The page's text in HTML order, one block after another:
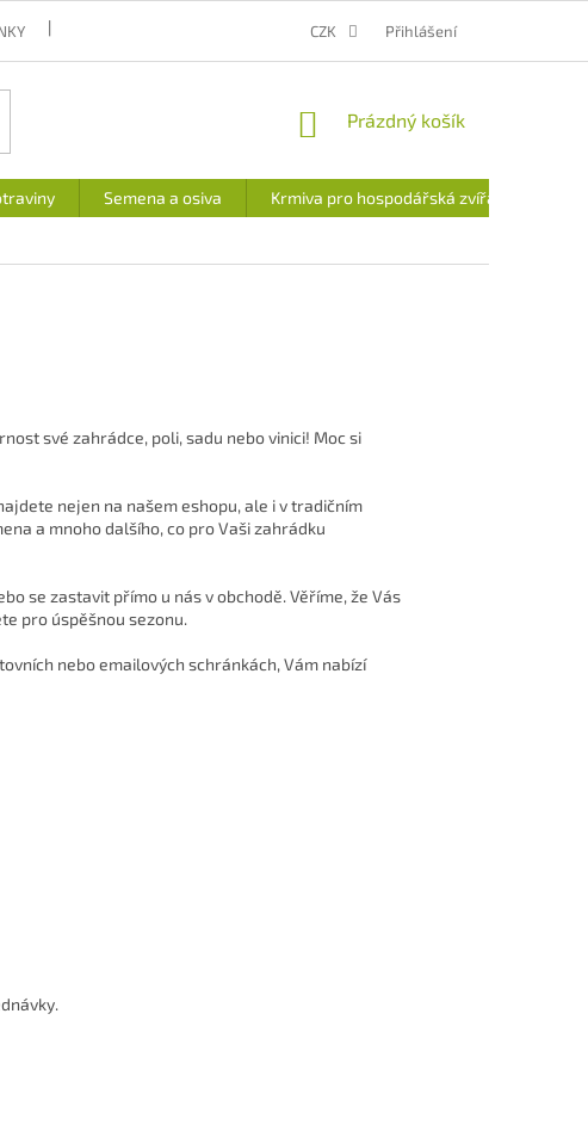
CENA DOPRAVY A PLATEB
CZK Přihlášení
NÁKUPNÍ
Prázdný košík
Semena a osiva Krmiva pro hospodářská zvířata
své zahrádce, poli, sadu nebo vinici! Moc si
nejen na našem eshopu, ale i v tradičním
a mnoho dalšího, co pro Vaši zahrádku
se zastavit přímo u nás v obchodě. Věříme, že Vás
pro úspěšnou sezonu.
nebo emailových schránkách, Vám nabízí